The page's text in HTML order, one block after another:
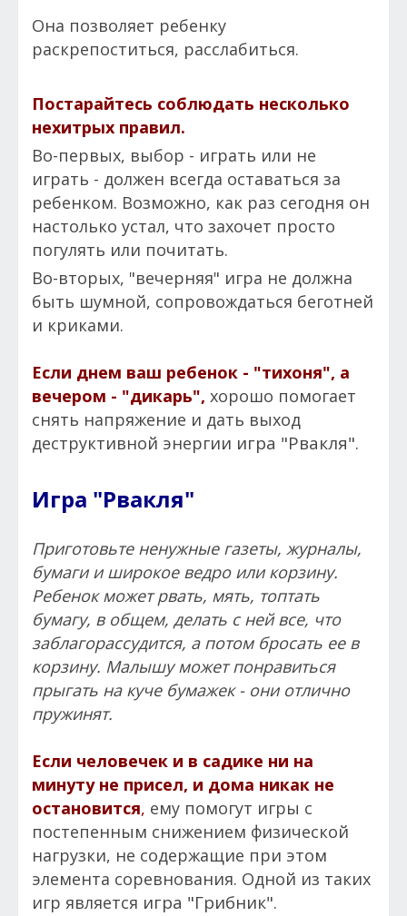
Она позволяет ребенку
раскрепоститься, расслабиться.
Постарайтесь соблюдать несколько
нехитрых правил.
Во-первых, выбор - играть или не
играть - должен всегда оставаться за
ребенком. Возможно, как раз сегодня он
настолько устал, что захочет просто
погулять или почитать.
Во-вторых, "вечерняя" игра не должна
быть шумной, сопровождаться беготней
и криками.
Если днем ваш ребенок - "тихоня", а
вечером - "дикарь", хорошо помогает
снять напряжение и дать выход
деструктивной энергии игра "Рвакля".
Игра "Рвакля"
Приготовьте ненужные газеты, журналы,
бумаги и широкое ведро или корзину.
Ребенок может рвать, мять, топтать
бумагу, в общем, делать с ней все, что
заблагорассудится, а потом бросать ее в
корзину. Малышу может понравиться
прыгать на куче бумажек - они отлично
пружинят.
Если человечек и в садике ни на
минуту не присел, и дома никак не
остановится, ему помогут игры с
постепенным снижением физической
нагрузки, не содержащие при этом
элемента соревнования. Одной из таких
игр является игра "Грибник".